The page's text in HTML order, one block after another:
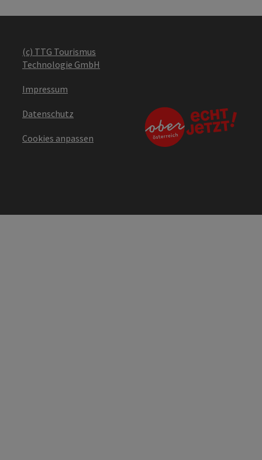
(c) TTG Tourismus
Technologie GmbH
Impressum
Datenschutz
Cookies anpassen